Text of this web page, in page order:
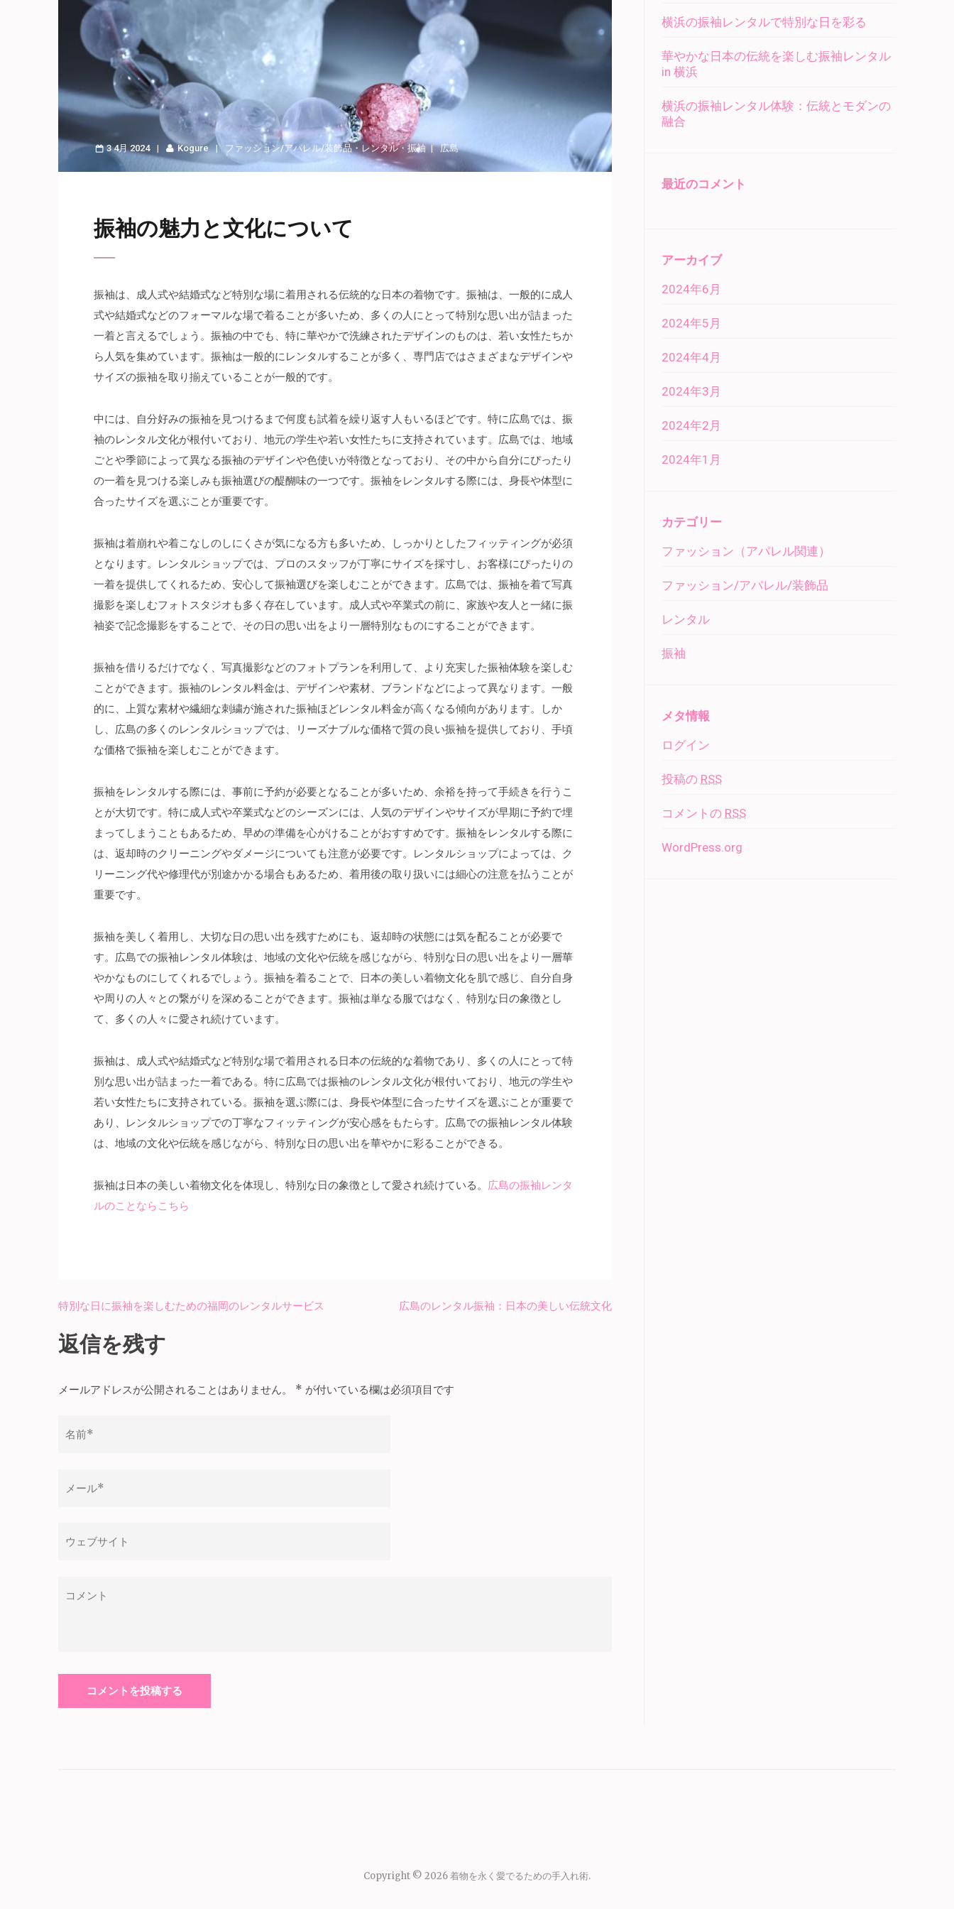
3 4月 2024 Kogure ファッション/アパレル/装飾品・ レンタル・ 振袖 広島
振袖の魅力と文化について
振袖は、成人式や結婚式など特別な場に着用される伝統的な日本の着物です。 振袖は、一般的に成人
式や結婚式などのフォーマルな場で着ることが多いため、多くの人にとって特別な思い出が詰まった
一着と言えるでしょう。振袖の中でも、特に華やかで洗練されたデザインのものは、若い女性たちか
ら人気を集めています。振袖は一般的にレンタルすることが多く、専門店ではさまざまなデザインや
サイズの振袖を取り揃えていることが一般的です。
中には、自分好みの振袖を見つけるまで何度も試着を繰り返す人もいるほどです。特に広島では、振
袖のレンタル文化が根付いており、地元の学生や若い女性たちに支持されています。広島では、地域
ごとや季節によって異なる振袖のデザインや色使いが特徴となっており、その中から自分にぴったり
の一着を見つける楽しみも振袖選びの醍醐味の一つです。振袖をレンタルする際には、身長や体型に
合ったサイズを選ぶことが重要です。
振袖は着崩れや着こなしのしにくさが気になる方も多いため、しっかりとしたフィッティングが必須
となります。レンタルショップでは、プロのスタッフが丁寧にサイズを採寸し、お客様にぴったりの
一着を提供してくれるため、安心して振袖選びを楽しむことができます。広島では、振袖を着て写真
撮影を楽しむフォトスタジオも多く存在しています。成人式や卒業式の前に、家族や友人と一緒に振
袖姿で記念撮影をすることで、その日の思い出をより一層特別なものにすることができます。
振袖を借りるだけでなく、写真撮影などのフォトプランを利用して、より充実した振袖体験を楽しむ
ことができます。振袖のレンタル料金は、デザインや素材、ブランドなどによって異なります。一般
的に、上質な素材や繊細な刺繍が施された振袖ほどレンタル料金が高くなる傾向があります。しか
し、広島の多くのレンタルショップでは、リーズナブルな価格で質の良い振袖を提供しており、手頃
な価格で振袖を楽しむことができます。
振袖をレンタルする際には、事前に予約が必要となることが多いため、余裕を持って手続きを行うこ
とが大切です。特に成人式や卒業式などのシーズンには、人気のデザインやサイズが早期に予約で埋
まってしまうこともあるため、早めの準備を心がけることがおすすめです。振袖をレンタルする際に
は、返却時のクリーニングやダメージについても注意が必要です。レンタルショップによっては、ク
リーニング代や修理代が別途かかる場合もあるため、着用後の取り扱いには細心の注意を払うことが
重要です。
振袖を美しく着用し、大切な日の思い出を残すためにも、返却時の状態には気を配ることが必要で
す。広島での振袖レンタル体験は、地域の文化や伝統を感じながら、特別な日の思い出をより一層華
やかなものにしてくれるでしょう。振袖を着ることで、日本の美しい着物文化を肌で感じ、自分自身
や周りの人々との繋がりを深めることができます。振袖は単なる服ではなく、特別な日の象徴とし
て、多くの人々に愛され続けています。
振袖は、成人式や結婚式など特別な場で着用される日本の伝統的な着物であり、多くの人にとって特
別な思い出が詰まった一着である。特に広島では振袖のレンタル文化が根付いており、地元の学生や
若い女性たちに支持されている。振袖を選ぶ際には、身長や体型に合ったサイズを選ぶことが重要で
あり、レンタルショップでの丁寧なフィッティングが安心感をもたらす。広島での振袖レンタル体験
は、地域の文化や伝統を感じながら、特別な日の思い出を華やかに彩ることができる。
振袖は日本の美しい着物文化を体現し、特別な日の象徴として愛され続けている。
広島の振袖レンタ
ルのことならこちら
稿
ナ
ビ
ゲ
シ
ン
特別な日に振袖を楽しむための福岡のレンタルサービス 広島のレンタル振袖：日本の美しい伝統文化
返信を残す
メールアドレスが公開されることはありません。 * が付いている欄は必須項目です
横浜の振袖レンタルで特別な日を彩る
華やかな日本の伝統を楽しむ振袖レンタル
in 横浜
横浜の振袖レンタル体験：伝統とモダンの
融合
最近のコメント
アーカイブ
2024年6月
2024年5月
2024年4月
2024年3月
2024年2月
2024年1月
カテゴリー
ファッション（アパレル関連）
ファッション/アパレル/装飾品
レンタル
振袖
メタ情報
ログイン
投稿の RSS
コメントの RSS
WordPress.org
Copyright © 2026着物を永く愛でるための手入れ術.